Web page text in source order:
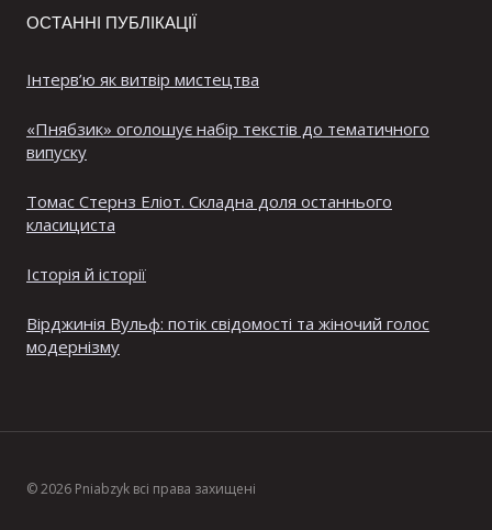
ОСТАННІ ПУБЛІКАЦІЇ
Інтерв’ю як витвір мистецтва
«Пнябзик» оголошує набір текстів до тематичного
випуску
Томас Стернз Еліот. Складна доля останнього
класициста
Історія й історії
Вірджинія Вульф: потік свідомості та жіночий голос
модернізму
© 2026 Pniabzyk всі права захищені